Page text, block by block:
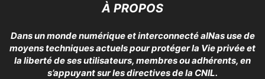
À PROPOS
Dans un monde numérique et interconnecté alNas use de
moyens techniques actuels pour protéger la Vie privée et
la liberté de ses utilisateurs, membres ou adhérents, en
s’appuyant sur les directives de la CNIL.